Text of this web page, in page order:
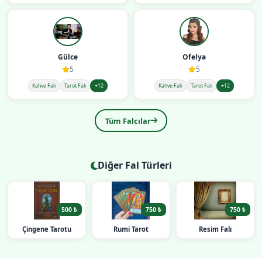
Gülce
5
Kahve Falı Tarot Falı +12
Ofelya
5
Kahve Falı Tarot Falı +12
Tüm Falcılar
Diğer Fal Türleri
500 ₺
Çingene Tarotu
750 ₺
Rumi Tarot
750 ₺
Resim Falı